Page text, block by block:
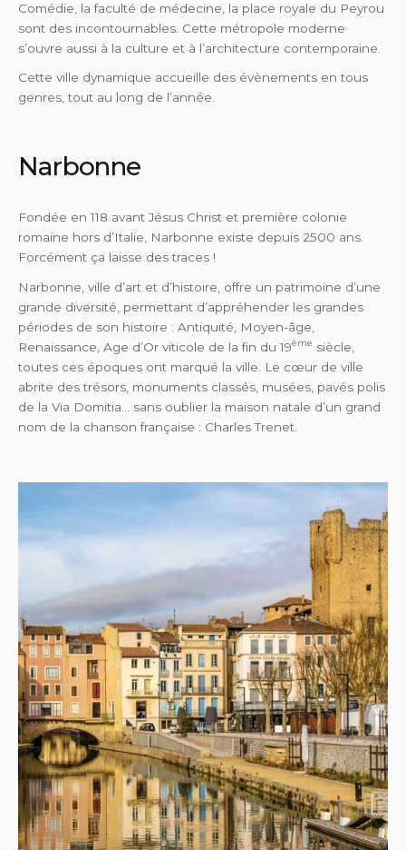
Comédie, la faculté de médecine, la place royale du Peyrou
sont des incontournables. Cette métropole moderne
s’ouvre aussi à la culture et à l’architecture contemporaine.
Cette ville dynamique accueille des évènements en tous
genres, tout au long de l’année.
Narbonne
Fondée en 118 avant Jésus Christ et première colonie
romaine hors d’Italie, Narbonne existe depuis 2500 ans.
Forcément ça laisse des traces !
Narbonne, ville d’art et d’histoire, offre un patrimoine d’une
grande diversité, permettant d’appréhender les grandes
périodes de son histoire : Antiquité, Moyen-âge,
Renaissance, Age d’Or viticole de la fin du 19ème siècle,
toutes ces époques ont marqué la ville. Le cœur de ville
abrite des trésors, monuments classés, musées, pavés polis
de la Via Domitia… sans oublier la maison natale d’un grand
nom de la chanson française : Charles Trenet.